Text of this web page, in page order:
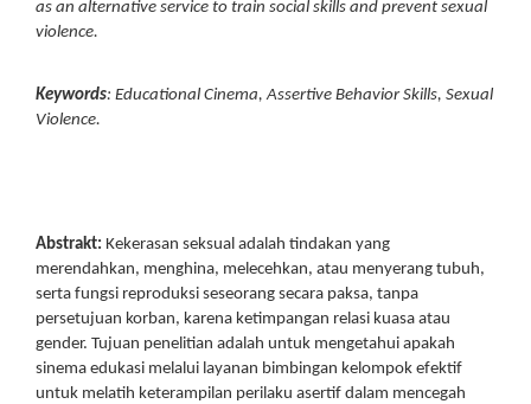
as an alternative service to train social skills and prevent sexual
violence.
Keywords: Educational Cinema, Assertive Behavior Skills, Sexual
Violence.
Abstrakt: Kekerasan seksual adalah tindakan yang
merendahkan, menghina, melecehkan, atau menyerang tubuh,
serta fungsi reproduksi seseorang secara paksa, tanpa
persetujuan korban, karena ketimpangan relasi kuasa atau
gender. Tujuan penelitian adalah untuk mengetahui apakah
sinema edukasi melalui layanan bimbingan kelompok efektif
untuk melatih keterampilan perilaku asertif dalam mencegah